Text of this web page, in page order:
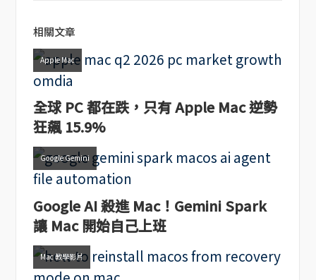
相關文章
Apple Mac
全球 PC 都在跌，只有 Apple Mac 逆勢
狂飆 15.9%
Google Gemini
Google AI 殺進 Mac！Gemini Spark
讓 Mac 開始自己上班
Mac 教學影片